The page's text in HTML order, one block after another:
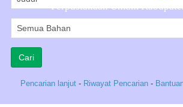
Perpustakaan Umum
Pencarian lanjut - Riwayat Pencarian -